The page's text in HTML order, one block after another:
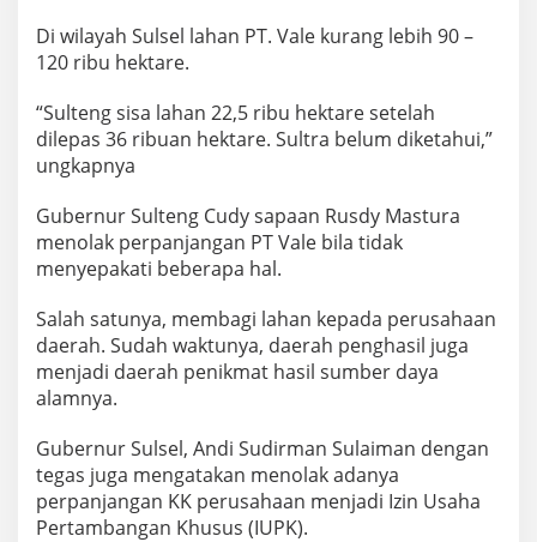
Di wilayah Sulsel lahan PT. Vale kurang lebih 90 –
120 ribu hektare.
“Sulteng sisa lahan 22,5 ribu hektare setelah
dilepas 36 ribuan hektare. Sultra belum diketahui,”
ungkapnya
Gubernur Sulteng Cudy sapaan Rusdy Mastura
menolak perpanjangan PT Vale bila tidak
menyepakati beberapa hal.
Salah satunya, membagi lahan kepada perusahaan
daerah. Sudah waktunya, daerah penghasil juga
menjadi daerah penikmat hasil sumber daya
alamnya.
Gubernur Sulsel, Andi Sudirman Sulaiman dengan
tegas juga mengatakan menolak adanya
perpanjangan KK perusahaan menjadi Izin Usaha
Pertambangan Khusus (IUPK).